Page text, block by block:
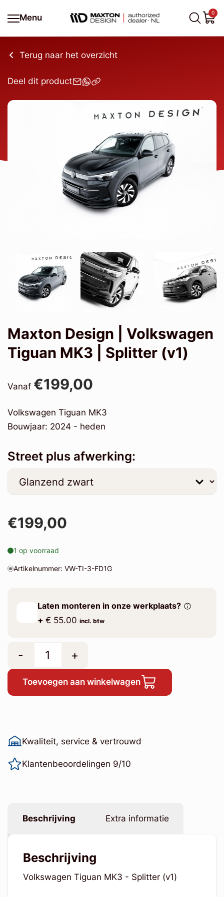
Menu
0
Terug naar het overzicht
Deel dit product
Maxton Design | Volkswagen
Tiguan MK3 | Splitter (v1)
Vanaf €199,00
Volkswagen Tiguan MK3
Bouwjaar: 2024 - heden
Street plus afwerking:
€199,00
1 op voorraad
Artikelnummer: VW-TI-3-FD1G
Laten monteren in onze werkplaats?
+ € 55.00 incl. btw
- +
Toevoegen aan winkelwagen
Kwaliteit, service & vertrouwd
Klantenbeoordelingen 9/10
Beschrijving Extra informatie
Beschrijving
Volkswagen Tiguan MK3 - Splitter (v1)